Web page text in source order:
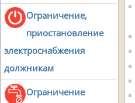
Ограничение,
приостановление
электроснабжения
должникам
Ограничение